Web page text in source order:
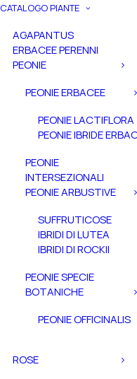
CATALOGO PIANTE
AGAPANTUS
ERBACEE PERENNI
PEONIE
PEONIE ERBACEE
PEONIE LACTIFLORA
PEONIE IBRIDE
PEONIE
INTERSEZIONALI
PEONIE ARBUSTIVE
SUFFRUTICOSE
IBRIDI DI LUTEA
IBRIDI DI ROCKII
PEONIE SPECIE
BOTANICHE
PEONIE OFFICINALIS
ROSE